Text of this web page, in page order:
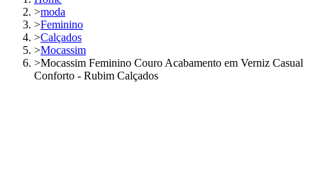
>moda
>Feminino
>Calçados
>Mocassim
>Mocassim Feminino Couro Acabamento em Verniz Casual
Conforto - Rubim Calçados